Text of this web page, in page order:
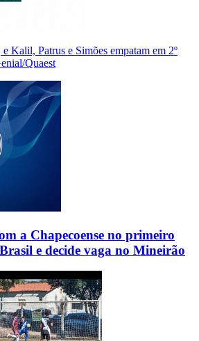
Kalil, Patrus e Simões empatam em 2º
Quaest
a Chapecoense no primeiro
e decide vaga no Mineirão